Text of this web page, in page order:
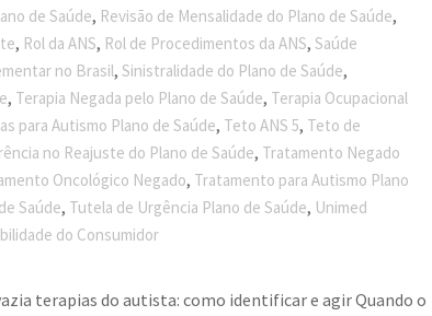
de Saúde, Revisão de Mensalidade do Plano de Saúde,
, Rol da ANS, Rol de Procedimentos da ANS,Saúde
no Brasil,Sinistralidade do Plano de Saúde,
, Terapia Negada pelo Plano de Saúde, Terapia Ocupacional
para Autismo Plano de Saúde, Teto ANS 5, Teto de
no Reajuste do Plano de Saúde, Tratamento Negado
Oncológico Negado, Tratamento para Autismo Plano
Saúde, Tutela de Urgência Plano de Saúde, Unimed
do Consumidor
terapias do autista: como identificar e agir Quando o